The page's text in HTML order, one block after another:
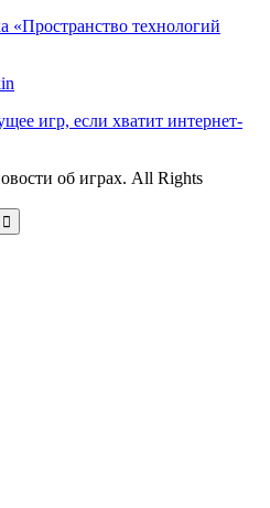
технологий
игр, если хватит интернет-
об играх. All Rights